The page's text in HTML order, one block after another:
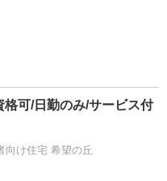
格可/日勤のみ/サービス付
向け住宅 希望の丘